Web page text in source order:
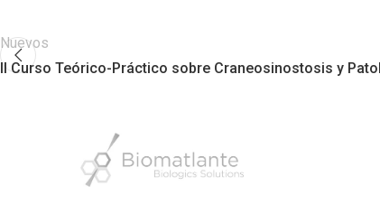
Nuevos
II Curso Teórico-Práctico sobre Craneosinostosis y